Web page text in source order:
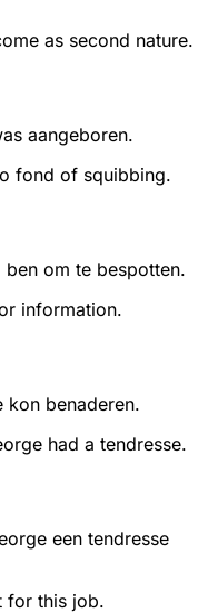
as second nature.
aangeboren.
fond of squibbing.
om te bespotten.
information.
benaderen.
had a tendresse.
een tendresse
for this job.